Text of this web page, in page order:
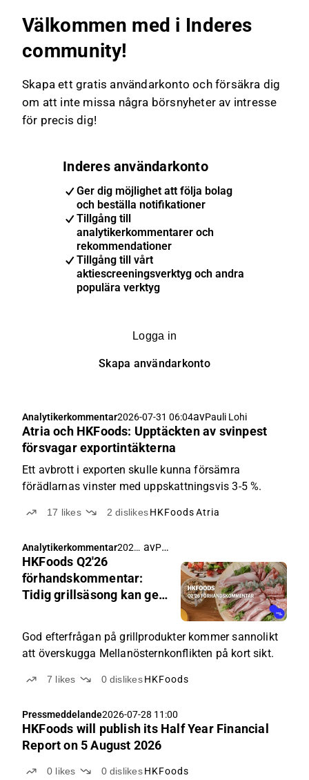
Välkommen med i Inderes
community!
Skapa ett gratis användarkonto och försäkra dig
om att inte missa några börsnyheter av intresse
för precis dig!
Inderes användarkonto
Ger dig möjlighet att följa bolag
och beställa notifikationer
Tillgång till
analytikerkommentarer och
rekommendationer
Tillgång till vårt
aktiescreeningsverktyg och andra
populära verktyg
Logga in
Skapa användarkonto
Analytikerkommentar2026-07-31 06:04avPauli Lohi
Atria och HKFoods: Upptäckten av svinpest
försvagar exportintäkterna
Ett avbrott i exporten skulle kunna försämra
förädlarnas vinster med uppskattningsvis 3-5 %.
17 likes 2dislikesHKFoods Atria
Analytikerkommentar2026-
04:50
av Pauli Lohi
HKFoods Q2'26
förhandskommentar:
Tidig grillsäsong kan ge
God efterfrågan på grillprodukter kommer sannolikt
att överskugga Mellanösternkonflikten på kort sikt.
7 likes 0 dislikes HKFoods
Pressmeddelande2026-07-28 11:00
HKFoods will publish its Half Year Financial
Report on 5 August 2026
0 likes 0 dislikes HKFoods